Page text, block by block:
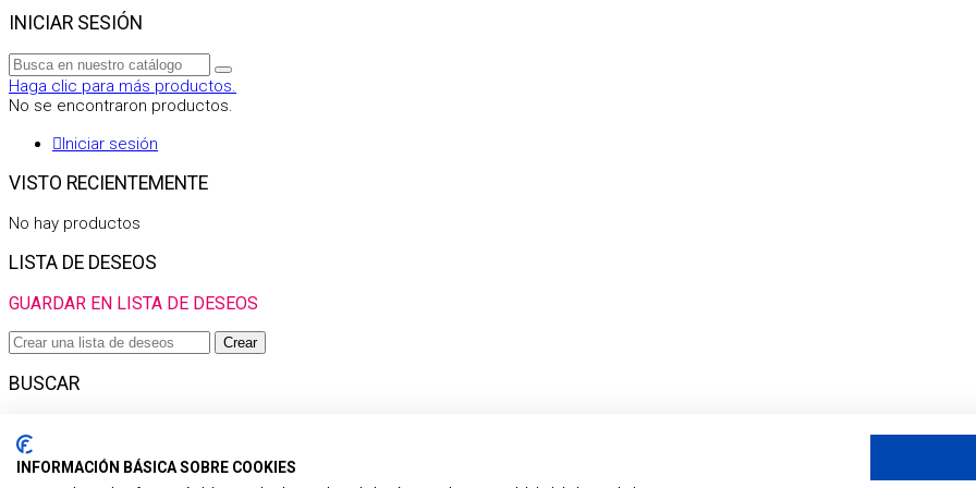
INICIAR SESIÓN
Haga clic para más productos.
No se encontraron productos.
Iniciar sesión
VISTO RECIENTEMENTE
No hay productos
LISTA DE DESEOS
GUARDAR EN LISTA DE DESEOS
Crear
BUSCAR
Haga clic para más productos.
No se encontraron productos.
INFORMACIÓN BÁSICA SOBRE COOKIES